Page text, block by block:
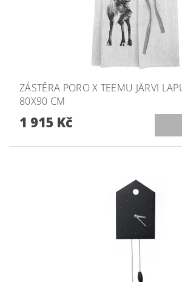
ZÁSTĚRA PORO X TEEMU JÄRVI
80X90 CM
1 915 Kč